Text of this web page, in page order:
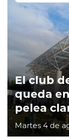
El club
queda
pelea
Martes 4 de